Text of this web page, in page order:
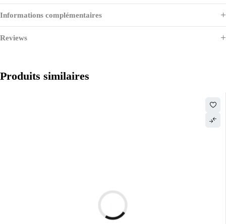
Informations complémentaires
Reviews
Produits similaires